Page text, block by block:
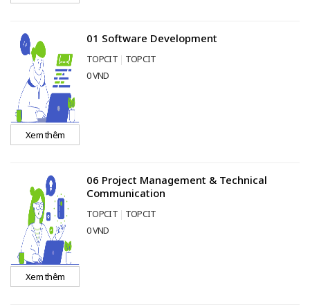
01 Software Development
TOPCIT
TOPCIT
0 VND
Xem thêm
06 Project Management & Technical
Communication
TOPCIT
TOPCIT
0 VND
Xem thêm